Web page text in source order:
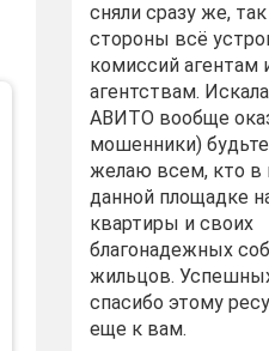
сняли сразу же,
стороны всё
комиссий агентам
агентствам.
АВИТО вообще
мошенники)
желаю всем, кто в
данной площадке
квартиры и своих
благонадежных
жильцов.
спасибо этому
еще к вам.